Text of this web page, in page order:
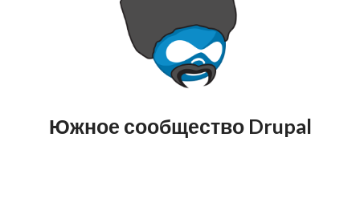
Южное сообщество Drupal